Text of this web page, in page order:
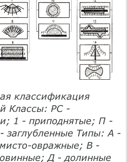
классификация
Классы: PC -
1 - приподнятые; П -
Типы: А -
овражные; В -
Д - долинные